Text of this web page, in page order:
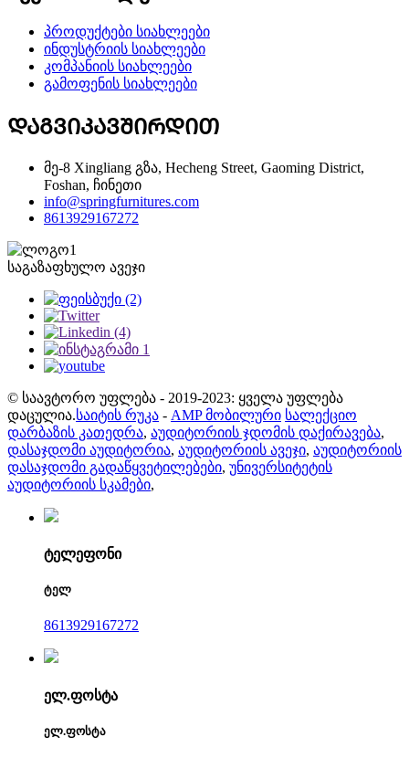
პროდუქტები სიახლეები
ინდუსტრიის სიახლეები
კომპანიის სიახლეები
გამოფენის სიახლეები
ᲓᲐᲒᲕᲘᲙᲐᲕᲨᲘᲠᲓᲘᲗ
მე-8 Xingliang გზა, Hecheng Street, Gaoming District,
Foshan, ჩინეთი
info@springfurnitures.com
8613929167272
საგაზაფხულო ავეჯი
© საავტორო უფლება - 2019-2023: ყველა უფლება
დაცულია.საიტის რუკა - AMP მობილური სალექციო
დარბაზის კათედრა, აუდიტორიის ჯდომის დაქირავება,
დასაჯდომი აუდიტორია, აუდიტორიის ავეჯი, აუდიტორიის
დასაჯდომი გადაწყვეტილებები, უნივერსიტეტის
აუდიტორიის სკამები,
ტელეფონი
ტელ
8613929167272
ელ.ფოსტა
ელ.ფოსტა